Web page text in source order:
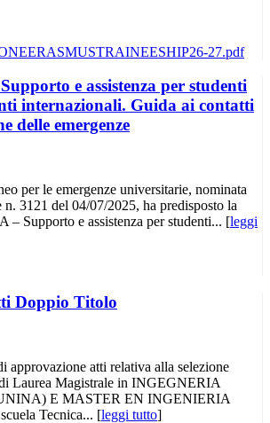
e assistenza per studenti
internazionali. Guida ai contatti
delle emergenze
per le emergenze universitarie, nominata
3121 del 04/07/2025, ha predisposto la
– Supporto e assistenza per studenti... [leggi
Doppio Titolo
approvazione atti relativa alla selezione
Laurea Magistrale in INGEGNERIA
E MASTER EN INGENIERIA
Tecnica... [leggi tutto]